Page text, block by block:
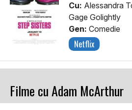
Cu: Alessandra
Gage Golightly
Gen: Comedie
Netflix
Filme cu Adam McArthur